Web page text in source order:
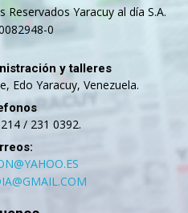
Yaracuy al día S.A.
0
y talleres
Edo Yaracuy, Venezuela.
/ 231 0392.